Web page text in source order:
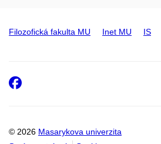
Filozofická fakulta MU Inet MU IS
© 2026 Masarykova univerzita
Facebook